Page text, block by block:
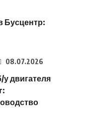
Бусцентр:
08.07.2026
двигателя